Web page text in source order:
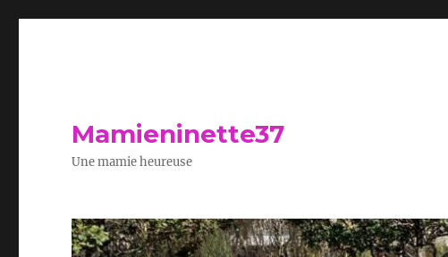
Mamieninette37
Une mamie heureuse